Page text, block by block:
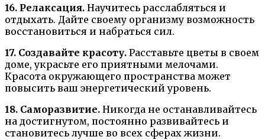
16. Релаксация. Научитесь расслабляться и
отдыхать. Дайте своему организму возможность
восстановиться и набраться сил.
17. Создавайте красоту. Расставьте цветы в своем
доме, украсьте его приятными мелочами.
Красота окружающего пространства может
повысить ваш энергетический уровень.
18. Саморазвитие. Никогда не останавливайтесь
на достигнутом, постоянно развивайтесь и
становитесь лучше во всех сферах жизни.